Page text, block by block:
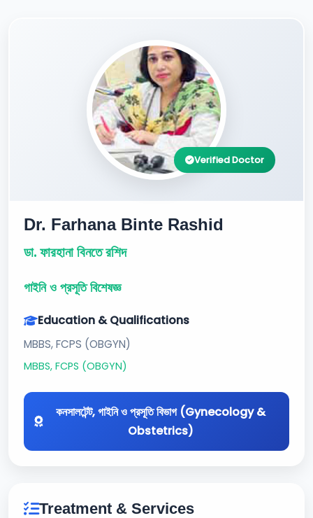
Verified Doctor
Dr. Farhana Binte Rashid
ডা. ফারহানা বিনতে রশিদ
গাইনি ও প্রসূতি বিশেষজ্ঞ
Education & Qualifications
MBBS, FCPS (OBGYN)
MBBS, FCPS (OBGYN)
কনসালটেন্ট, গাইনি ও প্রসূতি বিভাগ (Gynecology &
Obstetrics)
Treatment & Services